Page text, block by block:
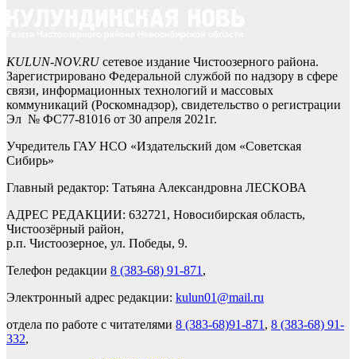
KULUN-NOV.RUсетевое издание Чистоозерного района.
Зарегистрировано Федеральной службой по надзору в сфере
связи, информационных технологий и массовых
коммуникаций (Роскомнадзор), свидетельство о регистрации
Эл № ФС77-81016 от 30 апреля 2021г.
Учредитель ГАУ НСО «Издательский дом «Советская
Сибирь»
Главный редактор: Татьяна Александровна ЛЕСКОВА
АДРЕС РЕДАКЦИИ: 632721, Новосибирская область,
Чистоозёрный район,
р.п. Чистоозерное, ул. Победы, 9.
Телефон редакции 8 (383-68) 91-871 ,
Электронный адрес редакции: kulun01@mail.ru
отдела по работе с читателями 8 (383-68)91-871 , 8 (383-68) 91-
332,